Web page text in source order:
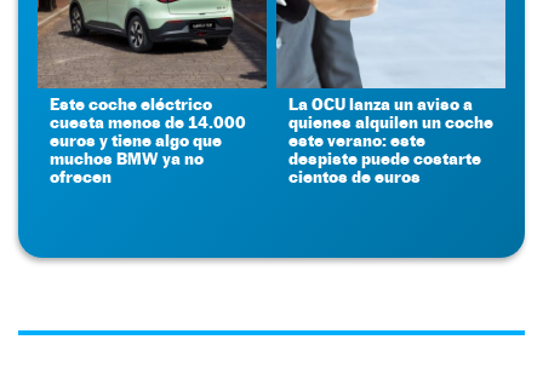
Este coche eléctrico
cuesta menos de 14.000
euros y tiene algo que
muchos BMW ya no
ofrecen
La OCU lanza un aviso a
quienes alquilen un coche
este verano: este
despiste puede costarte
cientos de euros